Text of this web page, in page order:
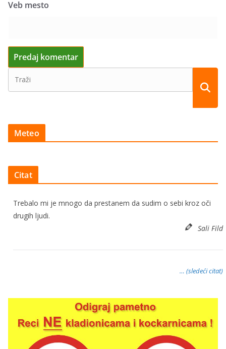
Veb mesto
Meteo
Citat
Trebalo mi je mnogo da prestanem da sudim o sebi kroz oči
drugih ljudi.
Sali Fild
… (sledeći citat)